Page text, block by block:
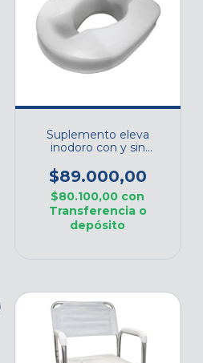
Suplemento eleva
inodoro con y sin
$89.000,00
$80.100,00 con
Transferencia o
depósito